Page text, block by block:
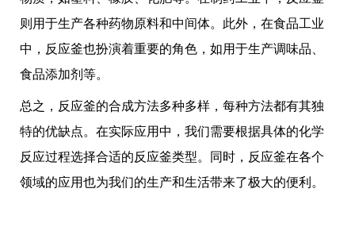
则用于生产各种药物原料和中间体。此外，在食品工业
中，反应釜也扮演着重要的角色，如用于生产调味品、
食品添加剂等。
总之，反应釜的合成方法多种多样，每种方法都有其独
特的优缺点。在实际应用中，我们需要根据具体的化学
反应过程选择合适的反应釜类型。同时，反应釜在各个
领域的应用也为我们的生产和生活带来了极大的便利。